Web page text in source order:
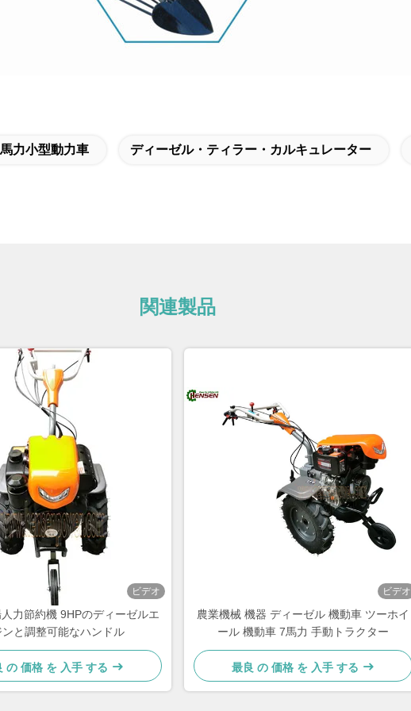
力小型動力車 ディーゼル・ティラー・カルキュレーター
関連製品
ビデオ
力節約機 9HPのディーゼルエ
ンと調整可能なハンドル
の 価格 を 入手 する
ビデオ
農業機械 機器 ディーゼル 機動車 ツーホイ
ール 機動車 7馬力 手動トラクター
最良 の 価格 を 入手 する